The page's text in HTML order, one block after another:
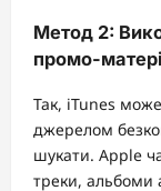
Метод 2:
промо-
Так, iTunes
джерелом
шукати. Apple
треки, альбоми